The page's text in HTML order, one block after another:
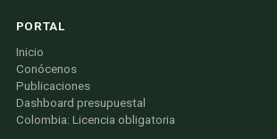
PORTAL
Inicio
Conócenos
Publicaciones
Dashboard presupuestal
Colombia: Licencia obligatoria